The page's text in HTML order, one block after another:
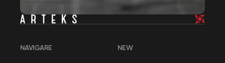
NAVIGARE NEW